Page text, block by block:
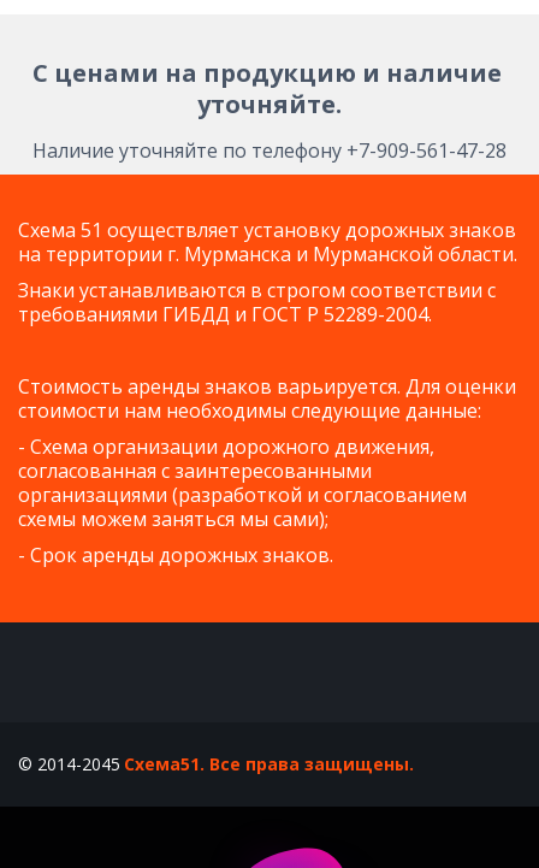
С ценами на продукцию и наличие
уточняйте.
Наличие уточняйте по телефону +7-909-561-47-28
Схема 51 осуществляет установку дорожных знаков
на территории г. Мурманска и Мурманской области.
Знаки устанавливаются в строгом соответствии с
требованиями ГИБДД и ГОСТ Р 52289-2004.
Стоимость аренды знаков варьируется. Для оценки
стоимости нам необходимы следующие данные:
- Схема организации дорожного движения,
согласованная с заинтересованными
организациями (разработкой и согласованием
схемы можем заняться мы сами);
- Срок аренды дорожных знаков.
© 2014-2045 Схема51. Все права защищены.